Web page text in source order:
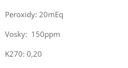
Peroxidy: 20mEq
Vosky: 150ppm
K270: 0,20